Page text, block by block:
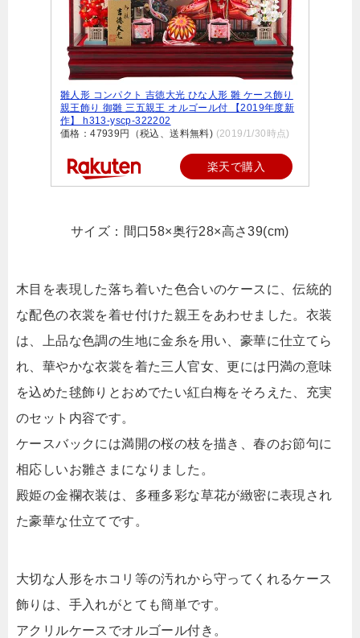
雛人形 コンパクト 吉徳大光 ひな人形 雛 ケース飾り
親王飾り 御雛 三五親王 オルゴール付 【2019年度新
作】 h313-yscp-322202
価格：47939円（税込、送料無料) (2019/1/30時点)
楽天で購入
サイズ：間口58×奥行28×高さ39(cm)
木目を表現した落ち着いた色合いのケースに、伝統的
な配色の衣裳を着せ付けた親王をあわせました。衣装
は、上品な色調の生地に金糸を用い、豪華に仕立てら
れ、華やかな衣裳を着た三人官女、更には円満の意味
を込めた毬飾りとおめでたい紅白梅をそろえた、充実
のセット内容です。
ケースバックには満開の桜の枝を描き、春のお節句に
相応しいお雛さまになりました。
殿姫の金襴衣装は、多種多彩な草花が緻密に表現され
た豪華な仕立てです。
大切な人形をホコリ等の汚れから守ってくれるケース
飾りは、手入れがとても簡単です。
アクリルケースでオルゴール付き。